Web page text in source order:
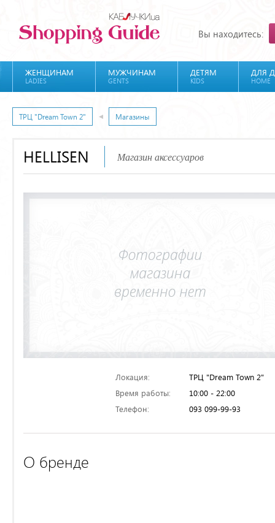
Вы находитесь:
ЖЕНЩИНАМ
LADIES
МУЖЧИНАМ
GENTS
ДЕТЯМ
KIDS
ДЛЯ
HOME
ТРЦ "Dream Town 2" Магазины
HELLISEN Магазин аксессуаров
Локация:
ТРЦ "Dream Town 2"
Время работы:
10:00 - 22:00
Телефон:
093 099-99-93
О бренде